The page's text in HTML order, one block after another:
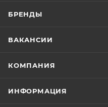
БРЕНДЫ
ВАКАНСИИ
КОМПАНИЯ
ИНФОРМАЦИЯ